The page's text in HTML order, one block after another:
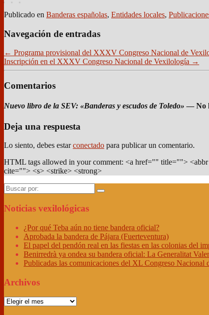
Publicado en Banderas españolas, Entidades locales,
Navegación de entradas
← Programa provisional del XXXV Congreso Nacional de
Inscripción en el XXXV Congreso Nacional de Vexilología →
Comentarios
Nuevo libro de la SEV: «Banderas y escudos de Toledo» — No
Deja una respuesta
Lo siento, debes estarconectado para publicar un comentario.
HTML tags allowed in your comment: <a href="" title="">
cite=""> <s> <strike> <strong>
Buscar
por:
Noticias vexilológicas
¿Por qué Teba aún no tiene bandera oficial?
Aprobada la bandera de Pájara (Fuerteventura)
El papel del pendón real en las fiestas en las colonias del
Benirredrà ya ondea su bandera oficial: La Generalitat
Publicadas las comunicaciones del XL Congreso Nacional
Archivos
Archivos